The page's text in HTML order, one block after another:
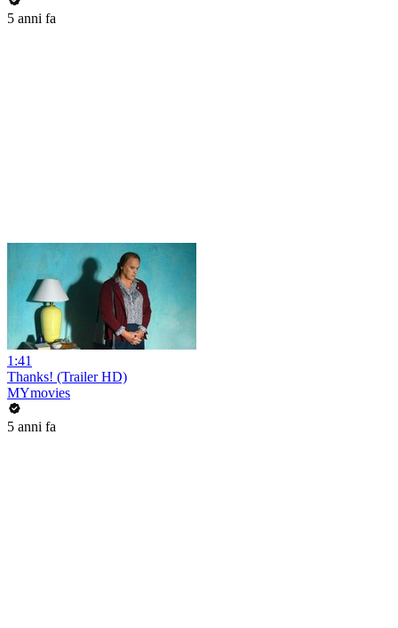
5 anni fa
1:41
Thanks! (Trailer HD)
MYmovies
5 anni fa